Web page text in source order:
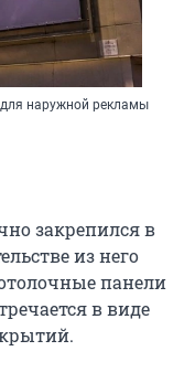
для наружной рекламы
закрепился в
из него
панели
в виде